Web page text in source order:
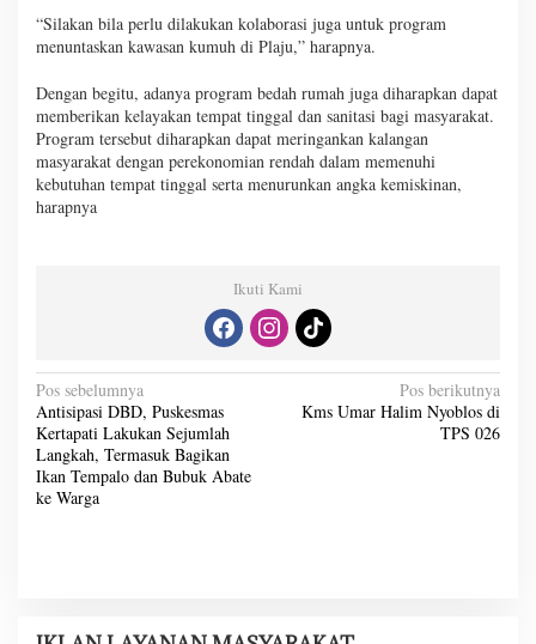
“Silakan bila perlu dilakukan kolaborasi juga untuk program
menuntaskan kawasan kumuh di Plaju,” harapnya.
Dengan begitu, adanya program bedah rumah juga diharapkan dapat
memberikan kelayakan tempat tinggal dan sanitasi bagi masyarakat.
Program tersebut diharapkan dapat meringankan kalangan
masyarakat dengan perekonomian rendah dalam memenuhi
kebutuhan tempat tinggal serta menurunkan angka kemiskinan,
harapnya
Ikuti Kami
N
a
v
i
i
Pos sebelumnya
Antisipasi DBD, Puskesmas
Kertapati Lakukan Sejumlah
Langkah, Termasuk Bagikan
Ikan Tempalo dan Bubuk Abate
ke Warga
Pos berikutnya
Kms Umar Halim Nyoblos di
TPS 026